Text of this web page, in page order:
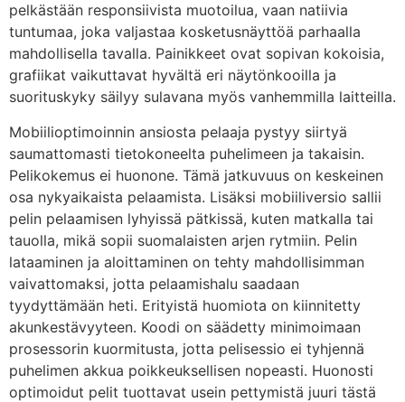
pelkästään responsiivista muotoilua, vaan natiivia
tuntumaa, joka valjastaa kosketusnäyttöä parhaalla
mahdollisella tavalla. Painikkeet ovat sopivan kokoisia,
grafiikat vaikuttavat hyvältä eri näytönkooilla ja
suorituskyky säilyy sulavana myös vanhemmilla laitteilla.
Mobiilioptimoinnin ansiosta pelaaja pystyy siirtyä
saumattomasti tietokoneelta puhelimeen ja takaisin.
Pelikokemus ei huonone. Tämä jatkuvuus on keskeinen
osa nykyaikaista pelaamista. Lisäksi mobiiliversio sallii
pelin pelaamisen lyhyissä pätkissä, kuten matkalla tai
tauolla, mikä sopii suomalaisten arjen rytmiin. Pelin
lataaminen ja aloittaminen on tehty mahdollisimman
vaivattomaksi, jotta pelaamishalu saadaan
tyydyttämään heti. Erityistä huomiota on kiinnitetty
akunkestävyyteen. Koodi on säädetty minimoimaan
prosessorin kuormitusta, jotta pelisessio ei tyhjennä
puhelimen akkua poikkeuksellisen nopeasti. Huonosti
optimoidut pelit tuottavat usein pettymistä juuri tästä